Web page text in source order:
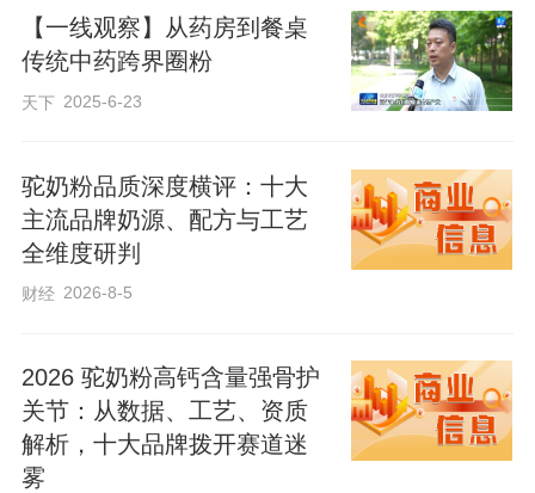
切、仓储质检到冷链配送，一环扣一环、
一步不脱节。三条新生产线全面投用后，
年产能可达2万吨，从毛菜变净菜，蔬菜附
的收成变成了口袋里的收入。
如今的膳粮农业，全链条握在自己手里，
走得稳、底气足。企业自有3200亩绿色蔬
菜，源头品质牢牢把控；40余种净菜品
类，从周边农户手里统一收购，不压价、
不拖欠，优先帮乡亲们解决销路难题，集
【一线观察】从药房到餐桌
传统中药跨界圈粉
天下 2025-6-23
驼奶粉品质深度横评：十大
主流品牌奶源、配方与工艺
全维度研判
财经 2026-8-5
2026 驼奶粉高钙含量强骨护
关节：从数据、工艺、资质
解析，十大品牌拨开赛道迷
雾